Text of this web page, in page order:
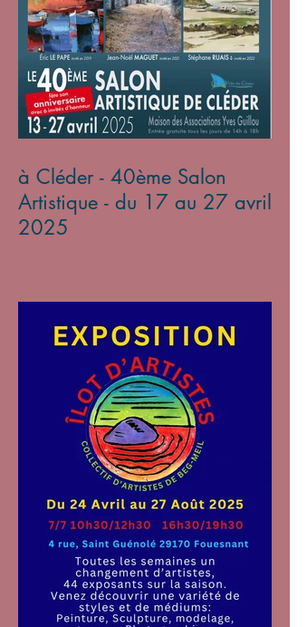
à Cléder - 40ème Salon
Artistique - du 17 au 27 avril
2025